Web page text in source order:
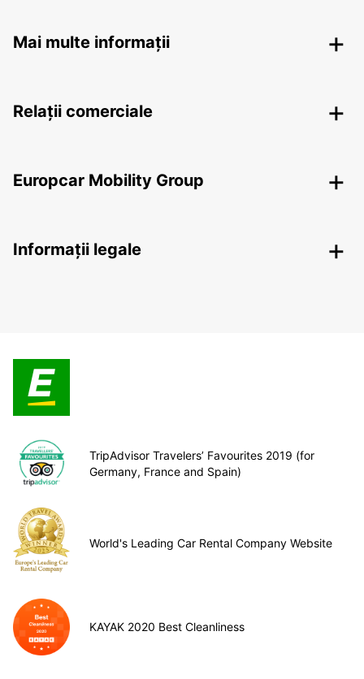
Mai multe informații
Relații comerciale
Europcar Mobility Group
Informații legale
TripAdvisor Travelers’ Favourites 2019 (for
Germany, France and Spain)
World's Leading Car Rental Company Website
KAYAK 2020 Best Cleanliness